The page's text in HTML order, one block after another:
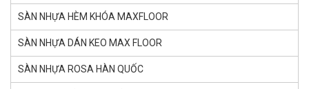
SÀN NHỰA HÈM KHÓA MAXFLOOR
SÀN NHỰA DÁN KEO MAX FLOOR
SÀN NHỰA ROSA HÀN QUỐC